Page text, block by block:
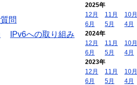
問
IPv6への取り組み
2025年
12月
11月 10月
6月
5月 4月
2024年
12月
11月 10月
6月
5月 4月
2023年
12月
11月 10月
6月
5月 4月